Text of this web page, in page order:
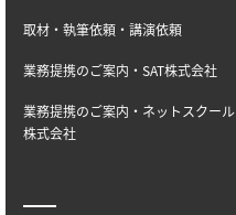
取材・執筆依頼・講演依頼
業務提携のご案内・SAT株式会社
業務提携のご案内・ネットスクール
株式会社